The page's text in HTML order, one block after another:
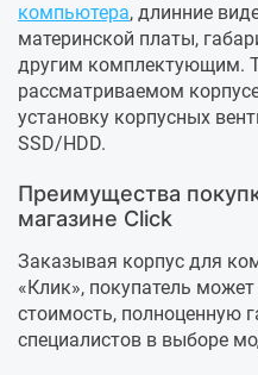
компьютера, длинние
материнской платы,
другим комплектующим.
рассматриваемом
установку корпусных
SSD/HDD.
Преимущества
магазине Click
Заказывая корпус для
«Клик», покупатель
стоимость, полноценную
специалистов в выборе